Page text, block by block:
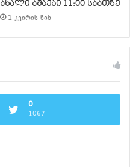
ახალი ამბები 11:00 საათზე
1 კვირის წინ
0
1067